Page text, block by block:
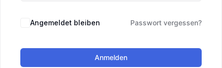
Angemeldet bleiben Passwort vergessen?
Anmelden